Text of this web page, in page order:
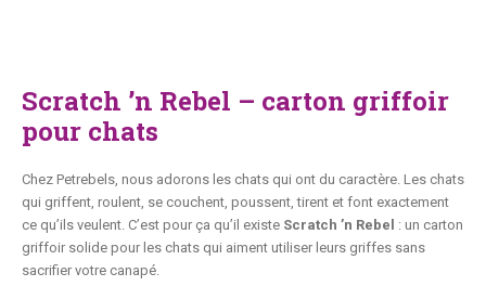
Scratch ’n Rebel – carton griffoir
pour chats
Chez Petrebels, nous adorons les chats qui ont du caractère. Les chats
qui griffent, roulent, se couchent, poussent, tirent et font exactement
ce qu’ils veulent. C’est pour ça qu’il existe Scratch ’n Rebel : un carton
griffoir solide pour les chats qui aiment utiliser leurs griffes sans
sacrifier votre canapé.